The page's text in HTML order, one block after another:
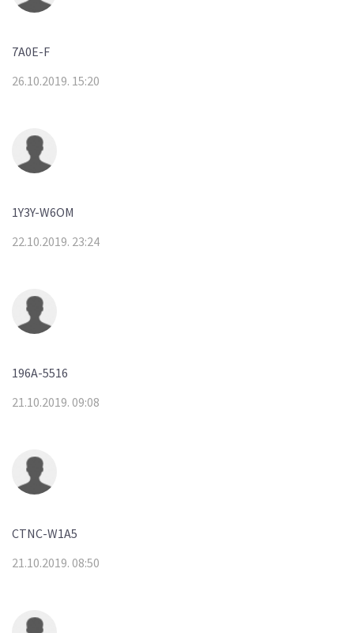
7A0E-F
26.10.2019. 15:20
1Y3Y-W6OM
22.10.2019. 23:24
196A-5516
21.10.2019. 09:08
CTNC-W1A5
21.10.2019. 08:50